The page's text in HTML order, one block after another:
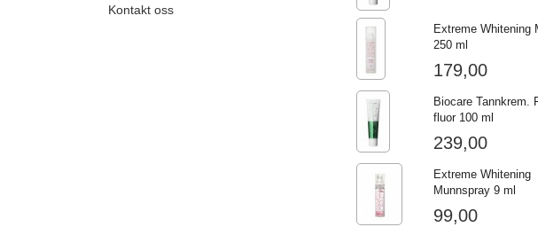
Kontakt oss
Extreme Whitening
250 ml
179,00
Biocare Tannkrem.
fluor 100 ml
239,00
Extreme Whitening
Munnspray 9 ml
99,00